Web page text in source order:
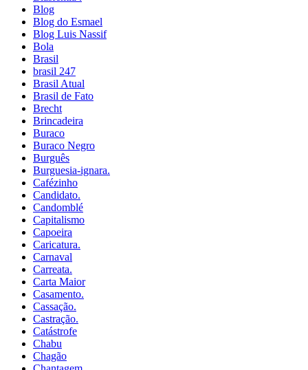
Blog
Blog do Esmael
Blog Luis Nassif
Bola
Brasil
brasil 247
Brasil Atual
Brasil de Fato
Brecht
Brincadeira
Buraco
Buraco Negro
Burguês
Burguesia-ignara.
Cafézinho
Candidato.
Candomblé
Capitalismo
Capoeira
Caricatura.
Carnaval
Carreata.
Carta Maior
Casamento.
Cassação.
Castração.
Catástrofe
Chabu
Chagão